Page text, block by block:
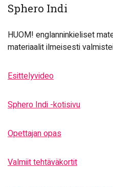
Sphero Indi
HUOM! englanninkieliset
materiaalit ilmeisesti
Esittelyvideo
Sphero Indi -kotisivu
Opettajan opas
Valmiit tehtäväkortit